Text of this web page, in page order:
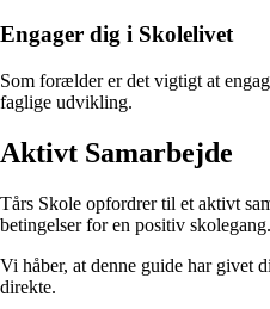
Engager dig i Skolelivet
Som forælder er det vigtigt at
faglige udvikling.
Aktivt Samarbejde
Tårs Skole opfordrer til et aktivt
betingelser for en positiv skolegang.
Vi håber, at denne guide har givet
direkte.